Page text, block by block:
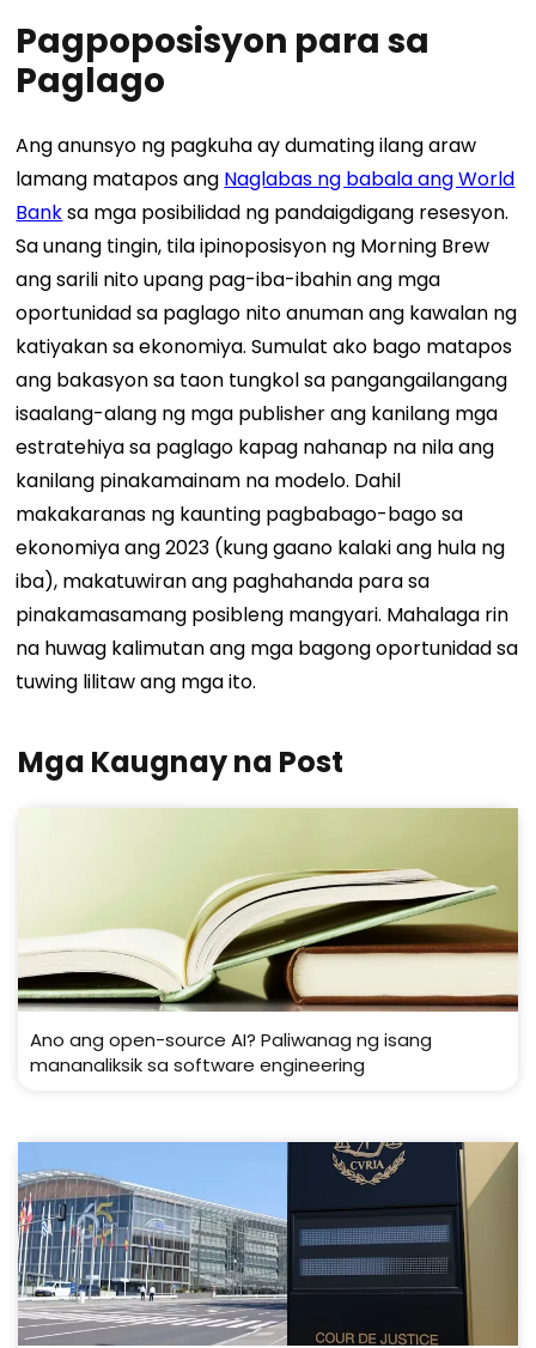
Pagpoposisyon para sa
Paglago
Ang anunsyo ng pagkuha ay dumating ilang araw
lamang matapos ang Naglabas ng babala ang World
Banksa mga posibilidad ng pandaigdigang resesyon.
Sa unang tingin, tila ipinoposisyon ng Morning Brew
ang sarili nito upang pag-iba-ibahin ang mga
oportunidad sa paglago nito anuman ang kawalan ng
katiyakan sa ekonomiya. Sumulat ako bago matapos
ang bakasyon sa taon tungkol sa pangangailangang
isaalang-alang ng mga publisher ang kanilang mga
estratehiya sa paglago kapag nahanap na nila ang
kanilang pinakamainam na modelo. Dahil
makakaranas ng kaunting pagbabago-bago sa
ekonomiya ang 2023 (kung gaano kalaki ang hula ng
iba), makatuwiran ang paghahanda para sa
pinakamasamang posibleng mangyari. Mahalaga rin
na huwag kalimutan ang mga bagong oportunidad sa
tuwing lilitaw ang mga ito.
Mga Kaugnay na Post
Ano ang open-source AI? Paliwanag ng isang
mananaliksik sa software engineering